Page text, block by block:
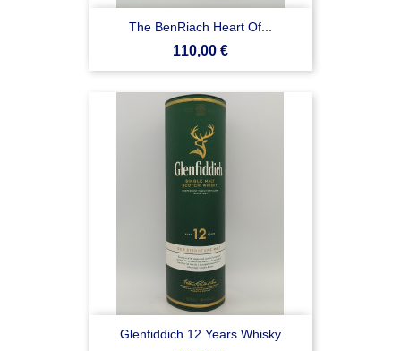
The BenRiach Heart Of...
Prezzo
110,00 €
Glenfiddich 12 Years Whisky